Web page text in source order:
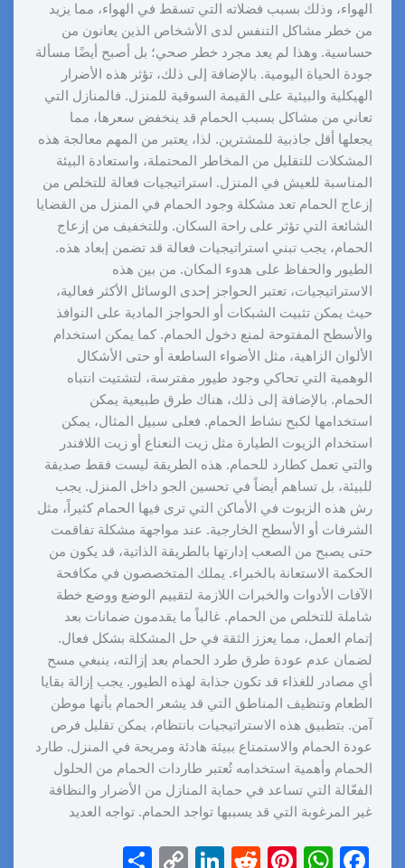
الهواء، وذلك بسبب فضلاته التي تسقط في الهواء، مما يزيد
من خطر مشاكل التنفس لدى الأشخاص الذين يعانون من
حساسية. وهذا لم يعد مجرد خطر صحي؛ بل أصبح أيضًا مسألة
جودة الحياة اليومية. بالإضافة إلى ذلك، تؤثر هذه الأضرار
الهيكلية والبيئية على القيمة السوقية للمنزل. فالمنازل التي
تعاني من مشاكل بسبب الحمام قد ينخفض سعرها، مما
يجعلها أقل جاذبية للمشترين. لذا، يعتبر من المهم معالجة هذه
المشكلات للتقليل من المخاطر المحتملة، واستعادة البيئة
المناسبة للعيش في المنزل. استراتيجيات فعالة للتخلص من
إزعاج الحمام تعد مشكلة وجود الحمام في المنزل من القضايا
الشائعة التي تؤثر على راحة السكان. وللتخفيف من إزعاج
الحمام، يجب تبني استراتيجيات فعالة قد تضمن إبعاد هذه.
الطيور والحفاظ على هدوء المكان. من بين هذه
الاستراتيجيات، تعتبر الحواجز إحدى الوسائل الأكثر فعالية،
حيث يمكن تثبيت الشبكات أو الحواجز المادية على النوافذ
والأسطح المفتوحة لمنع دخول الحمام. كما يمكن استخدام
الألوان الزاهية، مثل الأضواء الساطعة أو حتى الأشكال
الوهمية التي تحاكي وجود طيور مفترسة، لتشتيت انتباه
الحمام. بالإضافة إلى ذلك، هناك طرق طبيعية يمكن
استخدامها لكبح نشاط الحمام. فعلى سبيل المثال، يمكن
استخدام الزيوت الطيارة مثل زيت النعناع أو زيت اللافندر
والتي تعمل كطارد للحمام. هذه الطريقة ليست فقط صديقة
للبيئة، بل تساهم أيضاً في تحسين الجو داخل المنزل. يجب
رش هذه الزيوت في الأماكن التي ترى فيها الحمام كثيراً، مثل
الشرفات أو الأسطح الخارجية. عند مواجهة مشكلة تفاقمت
حتى يصبح من الصعب إدارتها بالطريقة الذاتية، قد يكون من
الحكمة الاستعانة بالخبراء. يملك المتخصصون في مكافحة
الآفات الأدوات والخبرات اللازمة لتقييم الوضع ووضع خطة
شاملة للتخلص من الحمام. غالباً ما يقدمون ضمانات بعد
إتمام العمل، مما يعزز الثقة في حل المشكلة بشكل فعال.
لضمان عدم عودة طرق طرد الحمام بعد إزالته، ينبغي مسح
أي مصادر للغذاء قد تكون جذابة لهذه الطيور. يجب إزالة بقايا
الطعام وتنظيف المناطق التي قد يشعر الحمام بأنها موطن
آمن. بتطبيق هذه الاستراتيجيات بانتظام، يمكن تقليل فرص
عودة الحمام والاستمتاع ببيئة هادئة ومريحة في المنزل. طارد
الحمام وأهمية استخدامه تُعتبر طاردات الحمام من الحلول
الفعّالة التي تساعد في حماية المنازل من الأضرار والنظافة
غير المرغوبة التي قد يسببها تواجد الحمام. تواجه العديد
F
W
Pi
R
Li
C